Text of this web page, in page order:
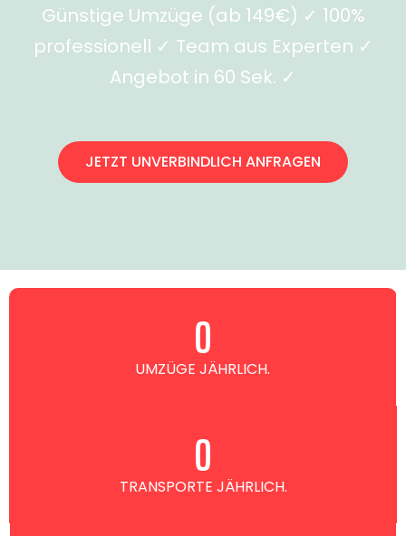
Günstige Umzüge (ab 149€) ✓ 100%
professionell ✓ Team aus Experten ✓
Angebot in 60 Sek. ✓
JETZT UNVERBINDLICH ANFRAGEN
UMZÜGE JÄHRLICH.
0
TRANSPORTE JÄHRLICH.
0